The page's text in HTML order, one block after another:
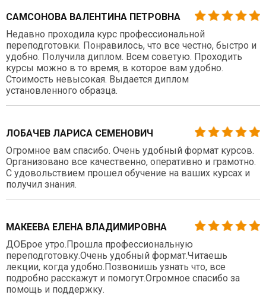
САМСОНОВА ВАЛЕНТИНА ПЕТРОВНА
Недавно проходила курс профессиональной
переподготовки. Понравилось, что все честно, быстро и
удобно. Получила диплом. Всем советую. Проходить
курсы можно в то время, в которое вам удобно.
Стоимость невысокая. Выдается диплом
установленного образца.
ЛОБАЧЕВ ЛАРИСА СЕМЕНОВИЧ
Огромное вам спасибо. Очень удобный формат курсов.
Организовано все качественно, оперативно и грамотно.
С удовольствием прошел обучение на ваших курсах и
получил знания.
МАКЕЕВА ЕЛЕНА ВЛАДИМИРОВНА
ДОБрое утро.Прошла профессиональную
переподготовку.Очень удобный формат.Читаешь
лекции, когда удобно.Позвонишь узнать что, все
подробно расскажут и помогут.Огромное спасибо за
помощь и поддержку.